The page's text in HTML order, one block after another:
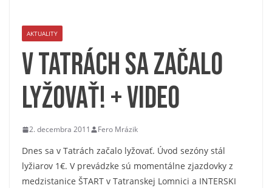
AKTUALITY
V Tatrách sa začalo
lyžovať! + VIDEO
2. decembra 2011 Fero Mrázik
Dnes sa v Tatrách začalo lyžovať. Úvod sezóny stál
lyžiarov 1€. V prevádzke sú momentálne zjazdovky z
medzistanice ŠTART v Tatranskej Lomnici a INTERSKI